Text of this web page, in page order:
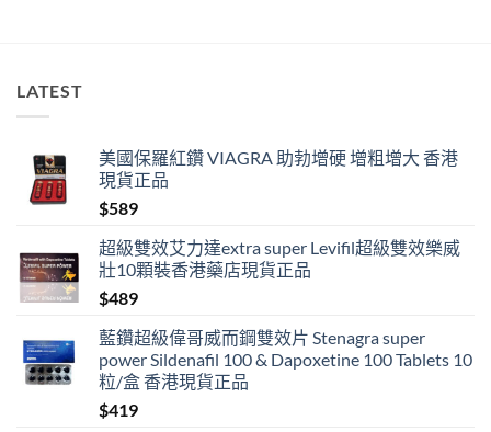
掂〉
LATEST
美國保羅紅鑽 VIAGRA 助勃增硬 增粗增大 香港
現貨正品
$589
超級雙效艾力達extra super Levifil超級雙效樂威
壯10顆裝香港藥店現貨正品
$489
藍鑽超級偉哥威而鋼雙效片 Stenagra super
power Sildenafil 100 & Dapoxetine 100 Tablets 10
粒/盒 香港現貨正品
$419